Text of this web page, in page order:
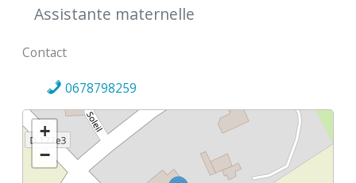
Assistante maternelle
Contact
0678798259
+
−